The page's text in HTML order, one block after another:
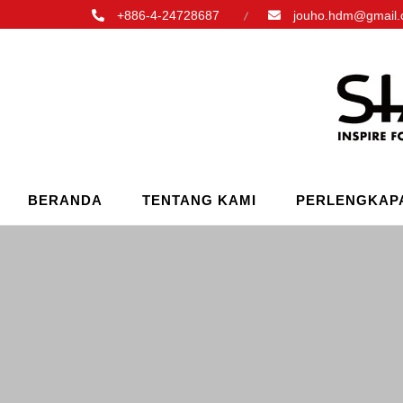
+886-4-24728687
BERANDA TENTANG KAMI